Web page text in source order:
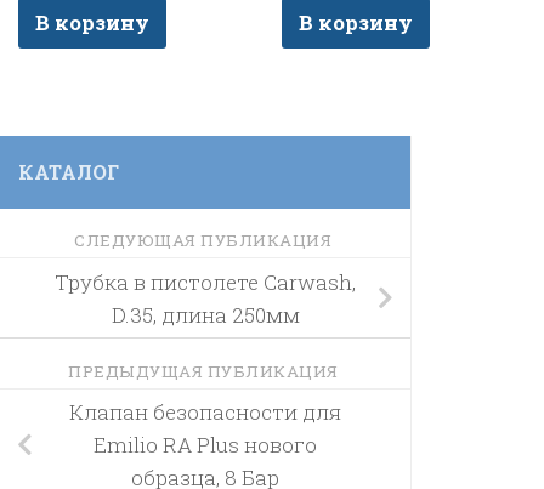
В корзину В корзину
КАТАЛОГ
СЛЕДУЮЩАЯ ПУБЛИКАЦИЯ
Трубка в пистолете Carwash,
D.35, длина 250мм
ПРЕДЫДУЩАЯ ПУБЛИКАЦИЯ
Клапан безопасности для
Emilio RA Plus нового
образца, 8 Бар